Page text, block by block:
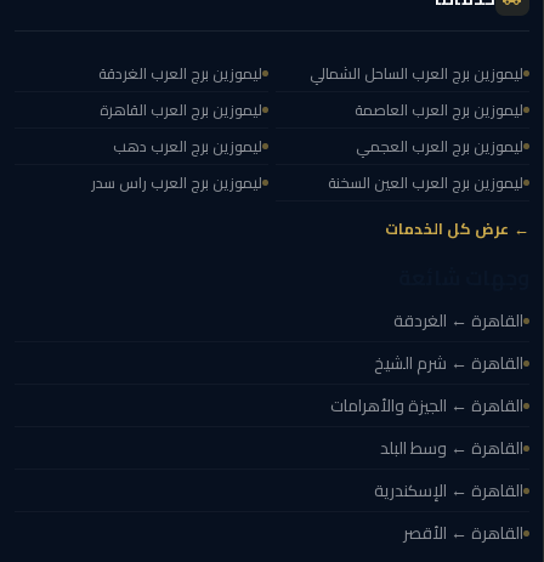
مطار
ليموزين
ليموزين
مرسيدس
أسعار
برج
العرب
اسعار
ليموزين
مطار
القاهرة
ليموزين برج العرب الساحل الشمالي
ليموزين برج العرب العاصمة
ليموزين برج العرب العجمي
ليموزين برج العرب العين السخنة
ليموزين برج العرب الغردقة
ليموزين برج العرب القاهرة
ليموزين برج العرب دهب
ليموزين برج العرب راس سدر
← عرض كل الخدمات
القاهرة ← الغردقة
القاهرة ← شرم الشيخ
القاهرة ← الجيزة والأهرامات
القاهرة ← وسط البلد
القاهرة ← الإسكندرية
القاهرة ← الأقصر